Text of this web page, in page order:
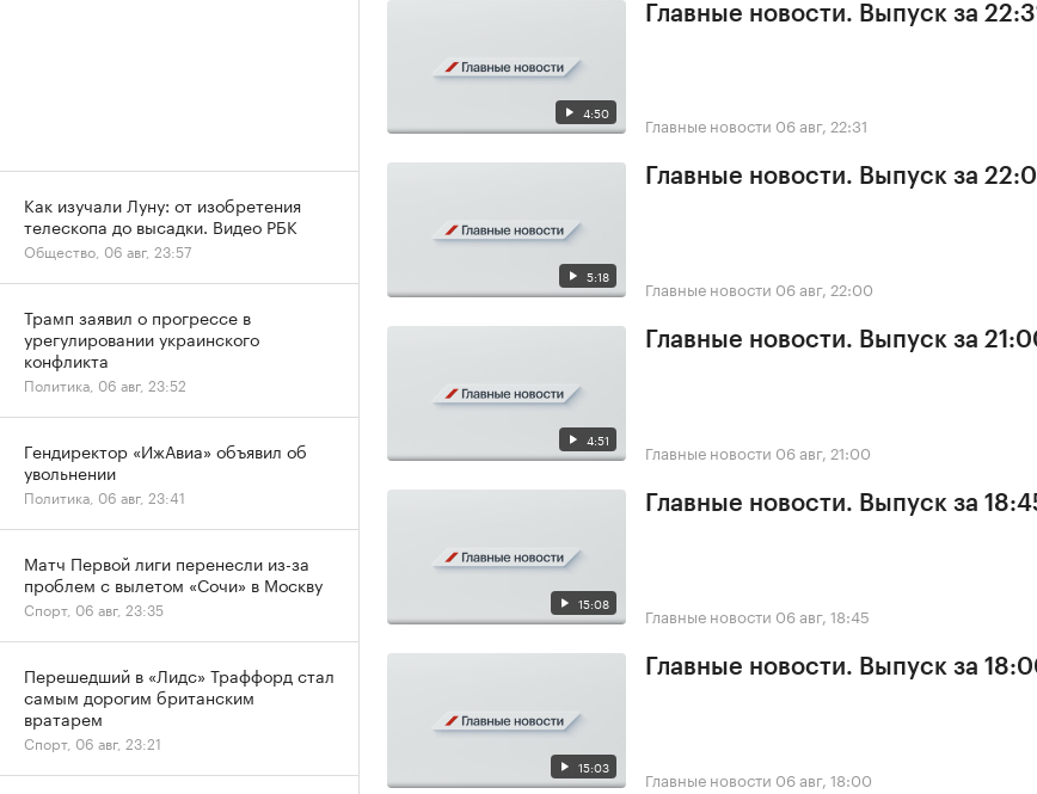
4:50
Главные новости. Выпуск за
Главные новости 06 авг, 22:31
5:18
Главные новости. Выпуск за
Главные новости 06 авг, 22:00
4:51
Главные новости. Выпуск за
Главные новости 06 авг, 21:00
15:08
Главные новости. Выпуск за
Главные новости 06 авг, 18:45
15:03
Главные новости. Выпуск за
Главные новости 06 авг, 18:00
Как изучали Луну: от изобретения
телескопа до высадки. Видео РБК
Общество, 06 авг, 23:57
Трамп заявил о прогрессе в
урегулировании украинского
конфликта
Политика, 06 авг, 23:52
Гендиректор «ИжАвиа» объявил об
увольнении
Политика, 06 авг, 23:41
Матч Первой лиги перенесли из-за
проблем с вылетом «Сочи» в Москву
Спорт, 06 авг, 23:35
Перешедший в «Лидс» Траффорд стал
самым дорогим британским
вратарем
Спорт, 06 авг, 23:21